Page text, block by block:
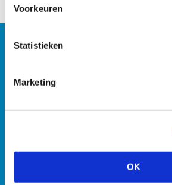
Voorkeuren
Statistieken
Marketing
OK
maandelijkse
Voornaam*